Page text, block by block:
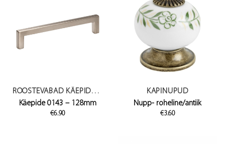
ROOSTEVABAD KÄEPIDEMED
Käepide 0143 – 128mm
€6.90
KAPINUPUD
Nupp- roheline/antiik
€3.60